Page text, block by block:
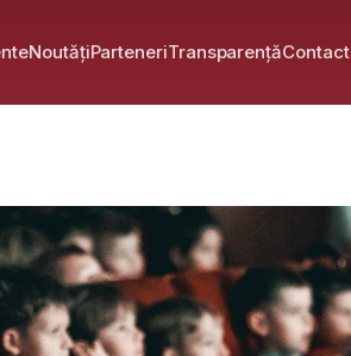
NoutățiParteneriTransparențăContact